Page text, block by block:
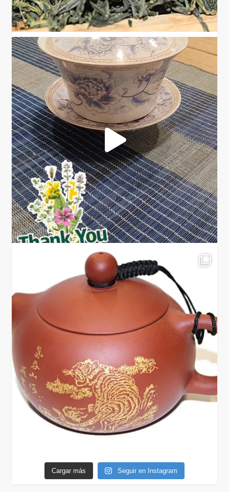
Cargar más Seguir en Instagram